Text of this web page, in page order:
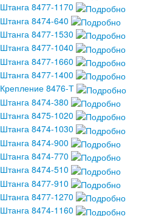
Штанга 8477-1170
Штанга 8474-640
Штанга 8477-1530
Штанга 8477-1040
Штанга 8477-1660
Штанга 8477-1400
Крепление 8476-Т
Штанга 8474-380
Штанга 8475-1020
Штанга 8474-1030
Штанга 8474-900
Штанга 8474-770
Штанга 8474-510
Штанга 8477-910
Штанга 8477-1270
Штанга 8474-1160